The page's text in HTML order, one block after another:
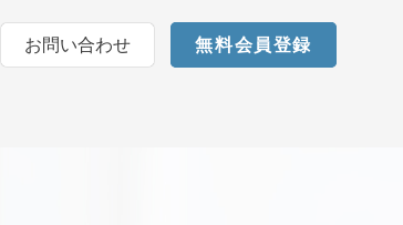
お問い合わせ 無料会員登録